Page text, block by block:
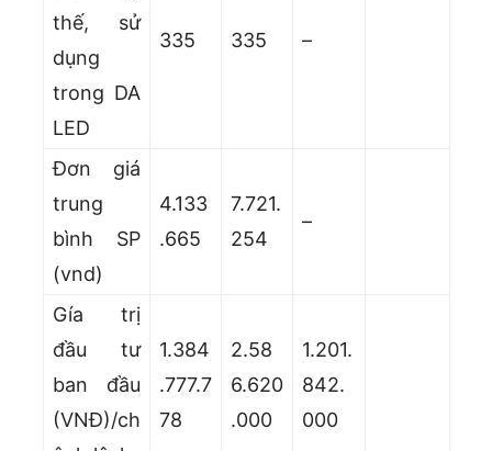
thế, sử
dụng
trong DA
LED
335 335 –
Đơn giá
trung
bình SP
(vnd)
4.133
.665
7.721.
254
–
Gía trị
đầu tư
ban đầu
(VNĐ)/ch
1.384
.777.7
78
2.58
6.620
.000
1.201.
842.
000